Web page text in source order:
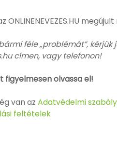
ONLINENEVEZES.HU
féle „problémát”, kérjük
címen, vagy telefonon!
figyelmesen olvassa el!
van azAdatvédelmi
feltételek